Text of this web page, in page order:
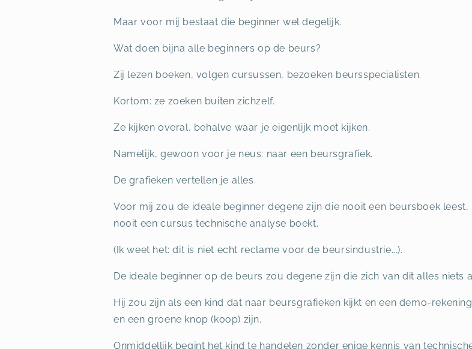
Maar voor mij bestaat die beginner wel degelijk.
Wat doen bijna alle beginners op de beurs?
Zij lezen boeken, volgen cursussen, bezoeken beursspecialisten.
Kortom: ze zoeken buiten zichzelf.
Ze kijken overal, behalve waar je eigenlijk moet kijken.
Namelijk, gewoon voor je neus: naar een beursgrafiek.
De grafieken vertellen je alles.
Voor mij zou de ideale beginner degene zijn die nooit een beursboek
nooit een cursus technische analyse boekt.
(Ik weet het: dit is niet echt reclame voor de beursindustrie...).
De ideale beginner op de beurs zou degene zijn die zich van dit alles niets
Hij zou zijn als een kind dat naar beursgrafieken kijkt en een demo-
en een groene knop (koop) zijn.
Onmiddellijk begint het kind te handelen zonder enige kennis van